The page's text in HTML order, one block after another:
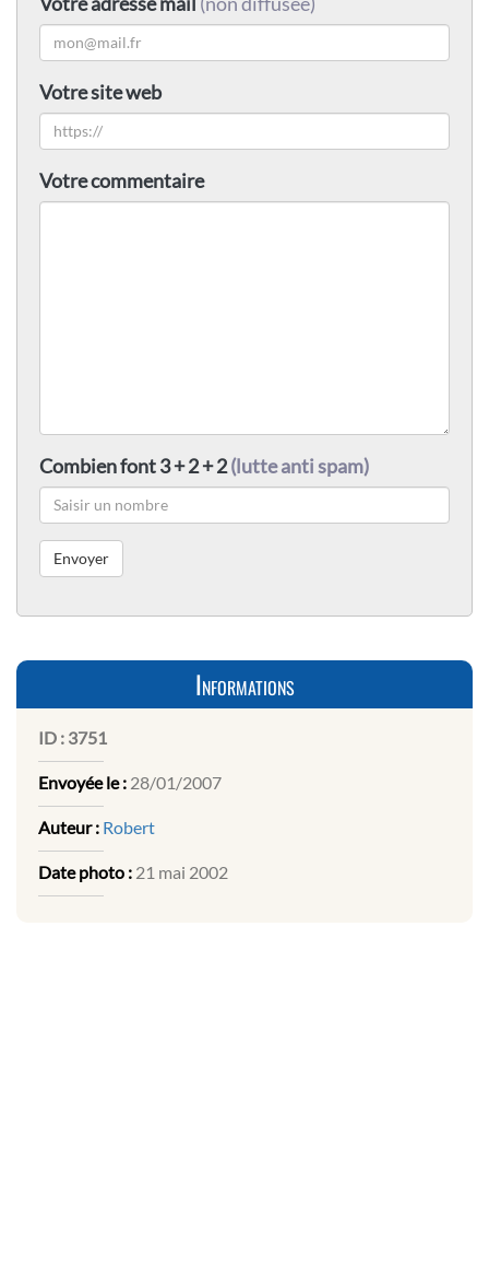
Votre site web
Votre commentaire
Combien font 3 + 2 + 2(lutte anti spam)
Informations
ID : 3751
Envoyée le : 28/01/2007
Auteur : Robert
Date photo : 21 mai 2002